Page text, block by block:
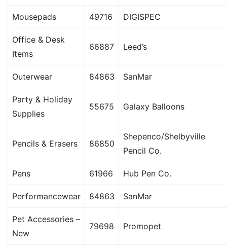
Mousepads 49716 DIGISPEC
Office & Desk
Items
66887 Leed’s
Outerwear 84863 SanMar
Party & Holiday
Supplies
55675 Galaxy Balloons
Pencils & Erasers 86850
Shepenco/Shelbyville
Pencil Co.
Pens 61966 Hub Pen Co.
Performancewear 84863 SanMar
Pet Accessories –
New
79698 Promopet